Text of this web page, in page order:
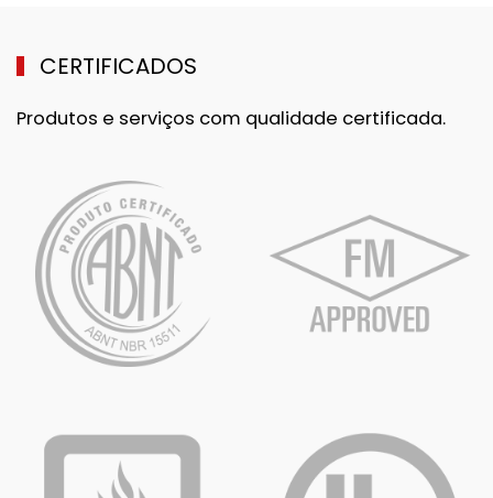
CERTIFICADOS
Produtos e serviços com qualidade certificada.